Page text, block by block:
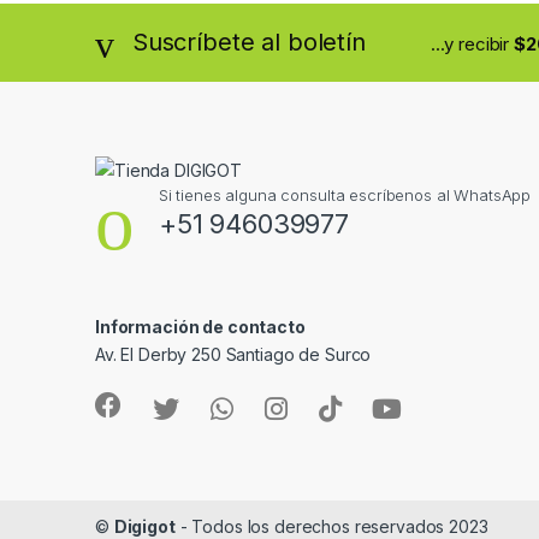
Suscríbete al boletín ...y recibir
Si tienes alguna consulta escríbenos al WhatsApp
+51 946039977
Información de contacto
Av. El Derby 250 Santiago de Surco
© Digigot- Todos los derechos reservados 2023